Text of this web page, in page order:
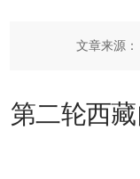
文章来源：
第二轮西藏